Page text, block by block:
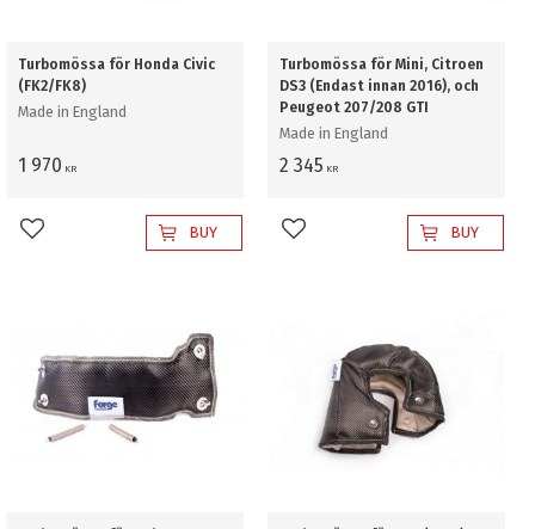
Turbomössa för Honda Civic
(FK2/FK8)
Made in England
1 970 KR
Add to favorites BUY
Turbomössa för Mini, Citroen
DS3 (Endast innan 2016), och
Peugeot 207/208 GTI
Made in England
2 345 KR
Add to favorites BUY